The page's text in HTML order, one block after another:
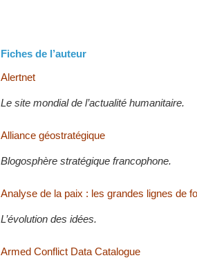
Fiches de l’auteur
Alertnet
Le site mondial de l’actualité humanitaire.
Alliance géostratégique
Blogosphère stratégique francophone.
Analyse de la paix : les grandes lignes de
L’évolution des idées.
Armed Conflict Data Catalogue